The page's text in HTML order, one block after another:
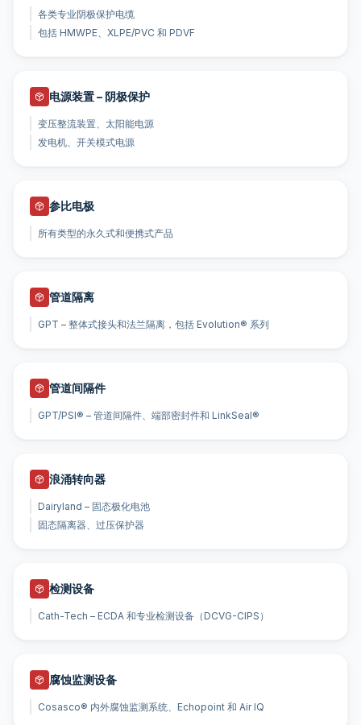
各类专业阴极保护电缆
包括 HMWPE、XLPE/PVC 和 PDVF
电源装置 – 阴极保护
变压整流装置、太阳能电源
发电机、开关模式电源
参比电极
所有类型的永久式和便携式产品
管道隔离
GPT – 整体式接头和法兰隔离，包括 Evolution® 系列
管道间隔件
GPT/PSI® – 管道间隔件、端部密封件和 LinkSeal®
浪涌转向器
Dairyland – 固态极化电池
固态隔离器、过压保护器
检测设备
Cath-Tech – ECDA 和专业检测设备（DCVG-CIPS）
腐蚀监测设备
Cosasco® 内外腐蚀监测系统、Echopoint 和 Air IQ